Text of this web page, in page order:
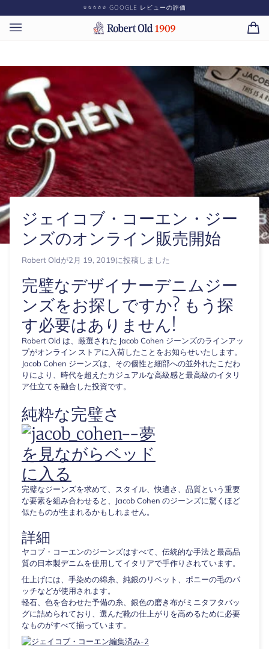
ン
ッ
プ
⭐️⭐️⭐️⭐️⭐️ GOOGLE レビューの評価
カ(0)
ジェイコブ・コーエン・ジー
ンズのオンライン販売開始
Robert Oldが2月 19, 2019に投稿しました
完璧なデザイナーデニムジー
ンズをお探しですか? もう探
す必要はありません!
Robert Old は、厳選された Jacob Cohen ジーンズのラインアッ
プがオンライン ストアに入荷したことをお知らせいたします。
Jacob Cohen ジーンズは、その個性と細部への並外れたこだわ
りにより、時代を超えたカジュアルな高級感と最高級のイタリ
ア仕立てを融合した投資です。
純粋な完璧さ
完璧なジーンズを求めて、スタイル、快適さ、品質という重要
な要素を組み合わせると、Jacob Cohen のジーンズに驚くほど
似たものが生まれるかもしれません。
詳細
ヤコブ・コーエンのジーンズはすべて、伝統的な手法と最高品
質の日本製デニムを使用してイタリアで手作りされています。
仕上げには、手染めの綿糸、純銀のリベット、ポニーの毛のパ
ッチなどが使用されます。
軽石、色を合わせた予備の糸、銀色の磨き布がミニタフタバッ
グに詰められており、選んだ靴の仕上がりを高めるために必要
なものがすべて揃っています。